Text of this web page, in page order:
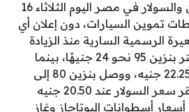
استقرت أسعار البنزين والسولار في مصر اليوم الثلاثاء 16
محطات تموين السيارات، دون إعلان أي
الرسمية السارية منذ الزيادة
الأخيرة. وسجل سعر لتر بنزين 95 نحو 24 جنيهًا، بينما
بلغ بنزين 92 مستوى 22.25 جنيه، ووصل بنزين 80 إلى
20.75 جنيه للتر. واستقر سعر السولار عند 20.50 جنيه
أسعار أسطوانات البوتاجاز وغاز